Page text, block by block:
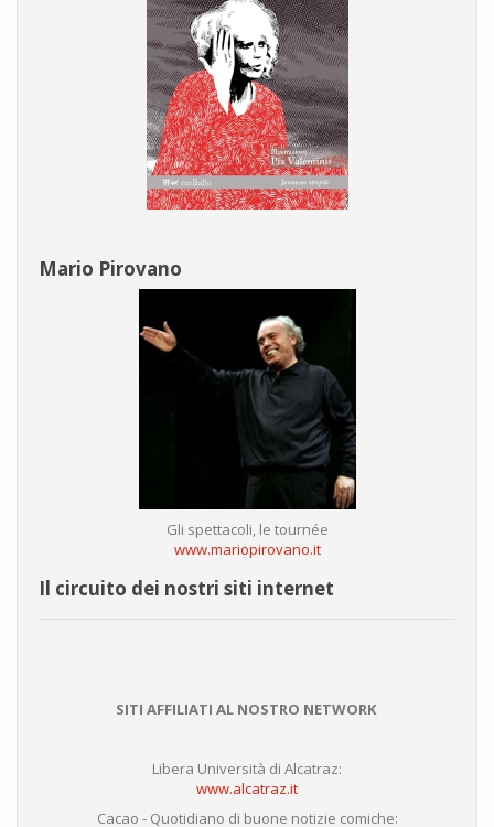
Mario Pirovano
Gli spettacoli, le tournée
www.mariopirovano.it
Il circuito dei nostri siti internet
SITI AFFILIATI AL NOSTRO NETWORK
Libera Università di Alcatraz:
www.alcatraz.it
Cacao - Quotidiano di buone notizie comiche: